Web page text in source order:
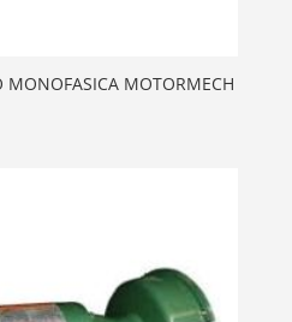
MOTORMECH